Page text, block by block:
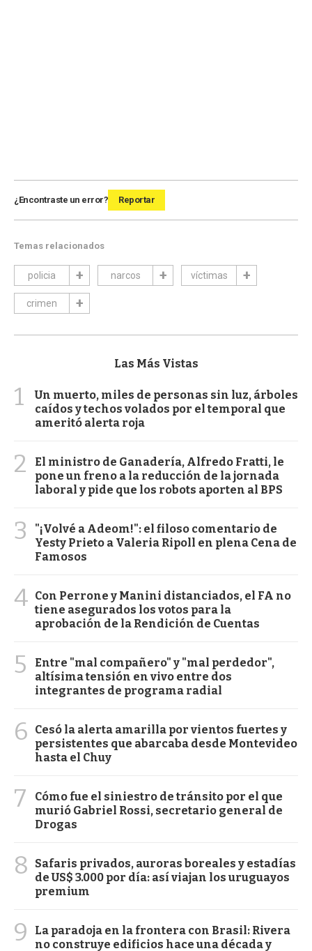
¿Encontraste un error? Reportar
Temas relacionados
policia narcos víctimas
crimen
Las Más Vistas
1
Un muerto, miles de personas sin luz, árboles
caídos y techos volados por el temporal que
ameritó alerta roja
2
El ministro de Ganadería, Alfredo Fratti, le
pone un freno a la reducción de la jornada
laboral y pide que los robots aporten al BPS
3
"¡Volvé a Adeom!": el filoso comentario de
Yesty Prieto a Valeria Ripoll en plena Cena de
Famosos
4 Con Perrone y Manini distanciados, el FA no
tiene asegurados los votos para la
aprobación de la Rendición de Cuentas
5
Entre "mal compañero" y "mal perdedor",
altísima tensión en vivo entre dos
integrantes de programa radial
6
Cesó la alerta amarilla por vientos fuertes y
persistentes que abarcaba desde Montevideo
hasta el Chuy
7
Cómo fue el siniestro de tránsito por el que
murió Gabriel Rossi, secretario general de
Drogas
8
Safaris privados, auroras boreales y estadías
de US$ 3.000 por día: así viajan los uruguayos
premium
9
La paradoja en la frontera con Brasil: Rivera
no construye edificios hace una década y